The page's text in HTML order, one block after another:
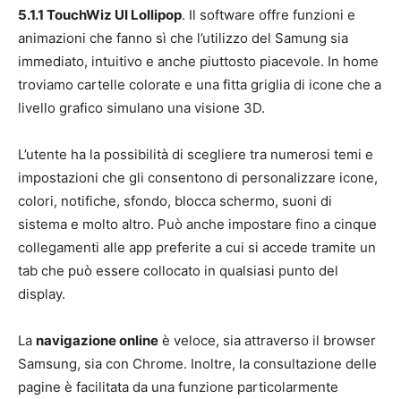
5.1.1 TouchWiz UI Lollipop. Il software offre funzioni e
animazioni che fanno sì che l’utilizzo del Samung sia
immediato, intuitivo e anche piuttosto piacevole. In home
troviamo cartelle colorate e una fitta griglia di icone che a
livello grafico simulano una visione 3D.
L’utente ha la possibilità di scegliere tra numerosi temi e
impostazioni che gli consentono di personalizzare icone,
colori, notifiche, sfondo, blocca schermo, suoni di
sistema e molto altro. Può anche impostare fino a cinque
collegamenti alle app preferite a cui si accede tramite un
tab che può essere collocato in qualsiasi punto del
display.
La navigazione online è veloce, sia attraverso il browser
Samsung, sia con Chrome. Inoltre, la consultazione delle
pagine è facilitata da una funzione particolarmente